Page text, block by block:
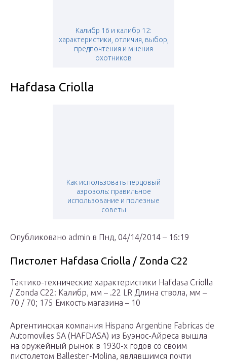
Калибр 16 и калибр 12:
характеристики, отличия, выбор,
предпочтения и мнения
охотников
Hafdasa Criolla
Как использовать перцовый
аэрозоль: правильное
использование и полезные
советы
Опубликовано admin в Пнд, 04/14/2014 – 16:19
Пистолет Hafdasa Criolla / Zonda C22
Тактико-технические характеристики Hafdasa Criolla
/ Zonda C22: Калибр, мм – .22 LR Длина ствола, мм –
70 / 70; 175 Емкость магазина – 10
Аргентинская компания Hispano Argentine Fabricas de
Automoviles SA (HAFDASA) из Буэнос-Айреса вышла
на оружейный рынок в 1930-х годов со своим
пистолетом Ballester-Molina, являвшимся почти